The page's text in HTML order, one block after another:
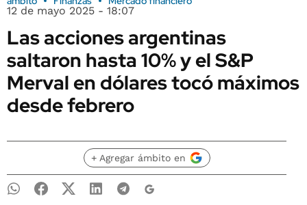
12 de mayo 2025 - 18:07
Las acciones argentinas
saltaron hasta 10% y el S&P
Merval en dólares tocó máximos
desde febrero
+ Agregar ámbito en